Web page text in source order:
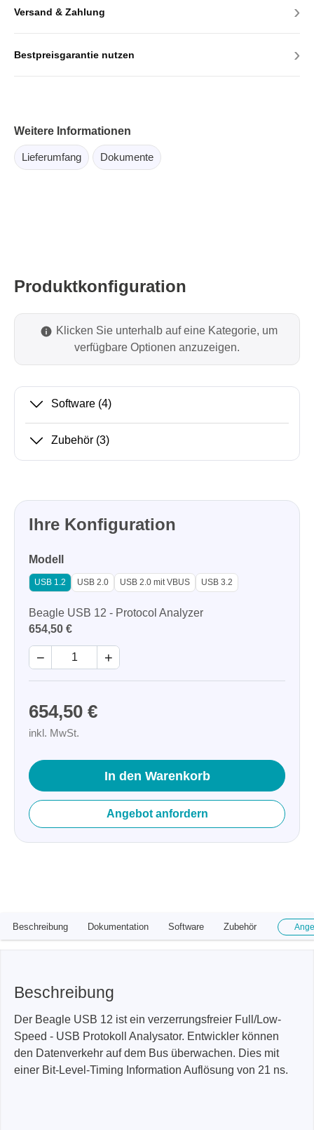
Versand & Zahlung ›
Bestpreisgarantie nutzen ›
Weitere Informationen
Lieferumfang Dokumente
Produktkonfiguration
Klicken Sie unterhalb auf eine Kategorie, um
verfügbare Optionen anzuzeigen.
Software (4)
Zubehör (3)
Ihre Konfiguration
Modell
USB 1.2 USB 2.0 USB 2.0 mit VBUS USB 3.2
Beagle USB 12 - Protocol Analyzer
654,50 €
− +
654,50 €
inkl. MwSt.
In den Warenkorb
Angebot anfordern
Beschreibung Dokumentation Software Zubehör
Beschreibung
Der Beagle USB 12 ist ein verzerrungsfreier Full/Low-
Speed - USB Protokoll Analysator. Entwickler können
den Datenverkehr auf dem Bus überwachen. Dies mit
einer Bit-Level-Timing Information Auflösung von 21 ns.